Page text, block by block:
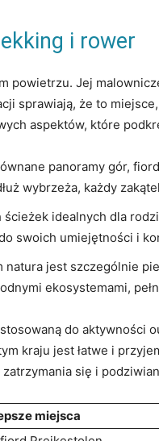
i rower
powietrzu. Jej
sprawiają, że to
aspektów, które
panoramy gór,⁤
wybrzeża, każdy
ścieżek idealnych dla
swoich umiejętności i
natura jest szczególnie
ekosystemami,
do aktywności
kraju jest łatwe⁤ i
się​ i
miejsca